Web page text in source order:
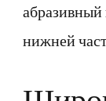
абразивный
нижней